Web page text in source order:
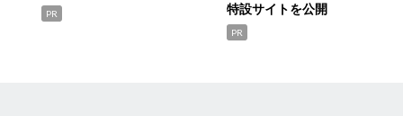
PR
特設サイトを公開
PR